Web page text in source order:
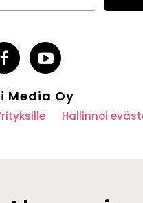
Media Oy
Hallinnoi